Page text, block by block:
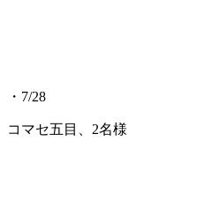
・7/28
コマセ五目、2名様